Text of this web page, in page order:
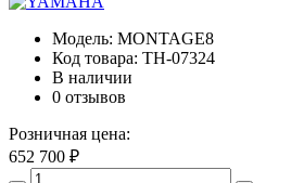
Модель: MONTAGE8
Код товара: TH-07324
В наличии
0 отзывов
Розничная цена:
652 700 ₽